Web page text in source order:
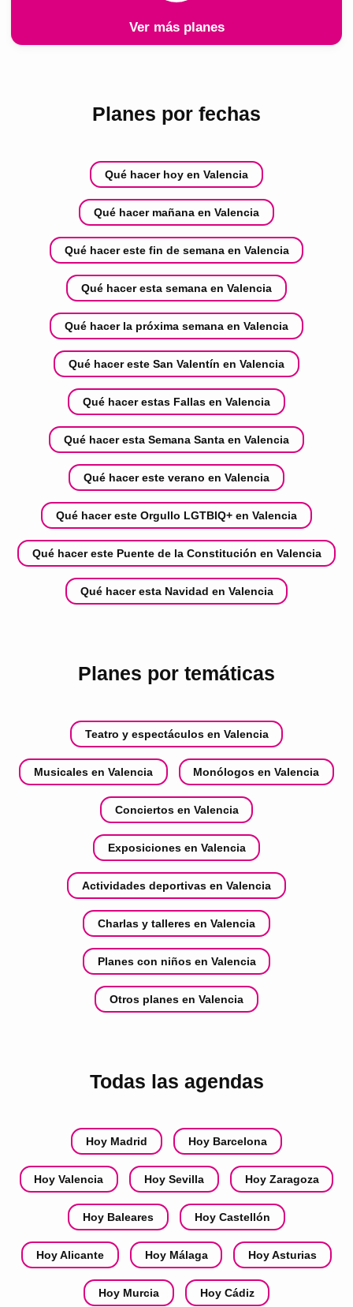
Ver más planes
Planes por fechas
Qué hacer hoy en Valencia
Qué hacer mañana en Valencia
Qué hacer este fin de semana en Valencia
Qué hacer esta semana en Valencia
Qué hacer la próxima semana en Valencia
Qué hacer este San Valentín en Valencia
Qué hacer estas Fallas en Valencia
Qué hacer esta Semana Santa en Valencia
Qué hacer este verano en Valencia
Qué hacer este Orgullo LGTBIQ+ en Valencia
Qué hacer este Puente de la Constitución en Valencia
Qué hacer esta Navidad en Valencia
Planes por temáticas
Teatro y espectáculos en Valencia
Musicales en Valencia Monólogos en Valencia
Conciertos en Valencia
Exposiciones en Valencia
Actividades deportivas en Valencia
Charlas y talleres en Valencia
Planes con niños en Valencia
Otros planes en Valencia
Todas las agendas
Hoy Madrid Hoy Barcelona
Hoy Valencia Hoy Sevilla Hoy Zaragoza
Hoy Baleares Hoy Castellón
Hoy Alicante Hoy Málaga Hoy Asturias
Hoy Murcia Hoy Cádiz